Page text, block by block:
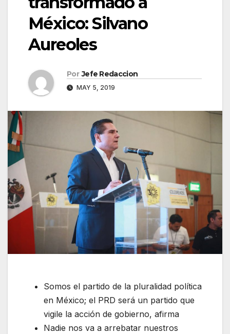
México: Silvano
Aureoles
Por Jefe Redaccion
MAY 5, 2019
Somos el partido de la pluralidad política
en México; el PRD será un partido que
vigile la acción de gobierno, afirma
Nadie nos va a arrebatar nuestros